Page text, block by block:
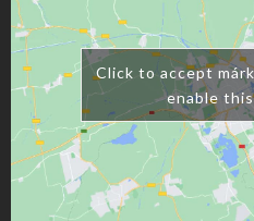
Click to accept
enable